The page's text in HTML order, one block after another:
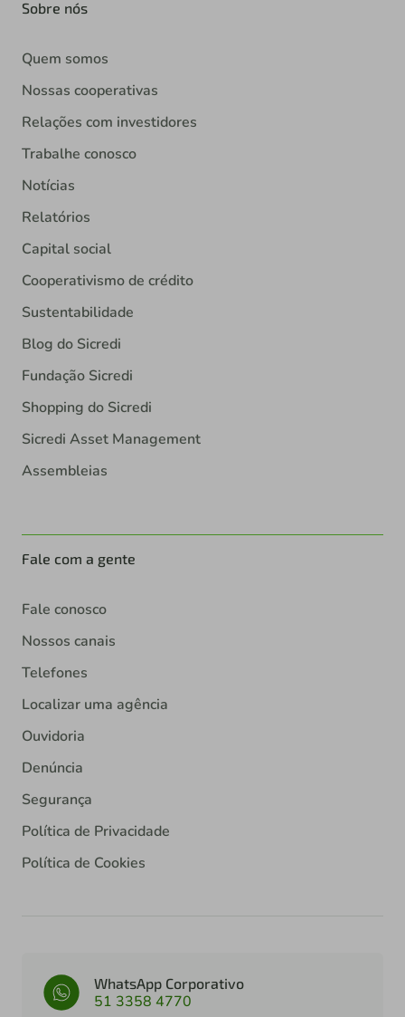
Sobre nós
Quem somos
Nossas cooperativas
Relações com investidores
Trabalhe conosco
Notícias
Relatórios
Capital social
Cooperativismo de crédito
Sustentabilidade
Blog do Sicredi
Fundação Sicredi
Shopping do Sicredi
Sicredi Asset Management
Assembleias
Fale com a gente
Fale conosco
Nossos canais
Telefones
Localizar uma agência
Ouvidoria
Denúncia
Segurança
Política de Privacidade
Política de Cookies
WhatsApp Corporativo
51 3358 4770